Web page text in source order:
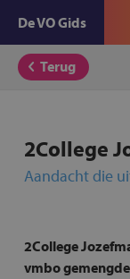
De VO Gids
Terug
2College
Aandacht die
2College
vmbo